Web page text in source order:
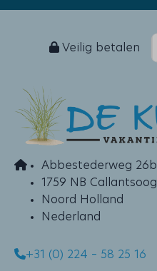
Veilig betalen
Abbestederweg 26b
1759 NB Callantsoog
Noord Holland
Nederland
+31 (0) 224 – 58 25 16